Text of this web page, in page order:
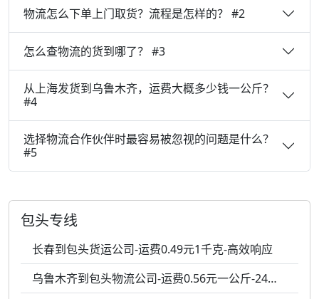
物流怎么下单上门取货？流程是怎样的？ #2
怎么查物流的货到哪了？ #3
从上海发货到乌鲁木齐，运费大概多少钱一公斤？
#4
选择物流合作伙伴时最容易被忽视的问题是什么？
#5
包头专线
长春到包头货运公司-运费0.49元1千克-高效响应
乌鲁木齐到包头物流公司-运费0.56元一公斤-24小时服务